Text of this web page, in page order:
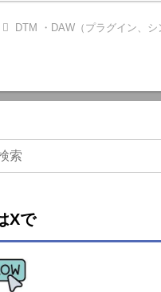
DTM ・DAW（プラグイン、
Xで